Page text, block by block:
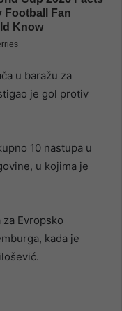
u baražu za
je gol protiv
10 nastupa u
u kojima je
Evropsko
kada je